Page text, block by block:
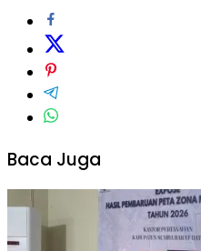
Baca Juga